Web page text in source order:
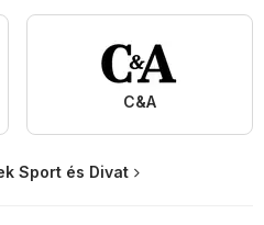
C&A
Sport és Divat